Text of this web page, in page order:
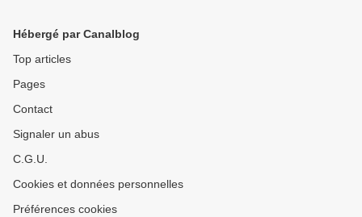
Hébergé par Canalblog
Top articles
Pages
Contact
Signaler un abus
C.G.U.
Cookies et données personnelles
Préférences cookies